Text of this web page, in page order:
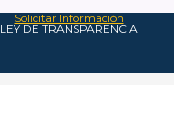
Solicitar Información
LEY DE TRANSPARENCIA